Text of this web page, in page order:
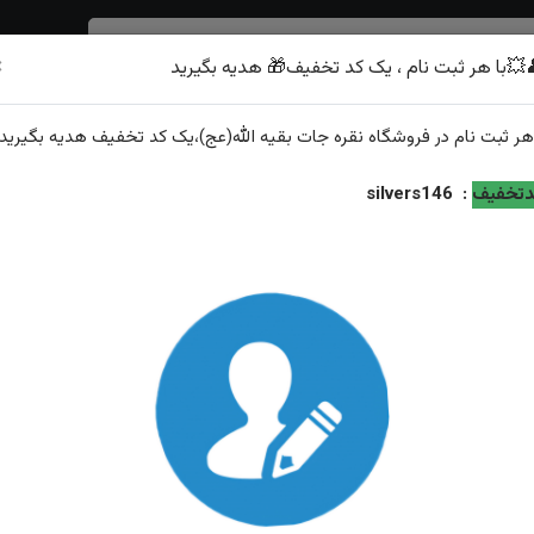
ویژگی‌های محصول
عیار نقره: ۹۲۵
توضیحات: ارسال و سایز رایگان همراه با هدیه زعفران قائنات از...
هر ثبت نام ، یک کد تخفیف🎁 هدیه بگیرید
ثبت نام در فروشگاه نقره جات بقیه الله(عج)،یک کد تخفیف هدیه
:
silvers146